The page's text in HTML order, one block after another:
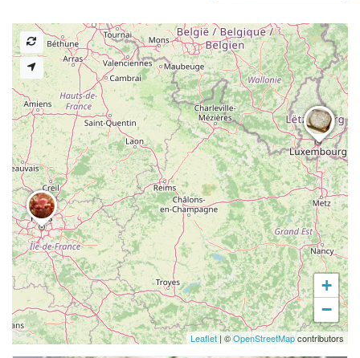
+
−
Leaflet | ©OpenStreetMapcontributors